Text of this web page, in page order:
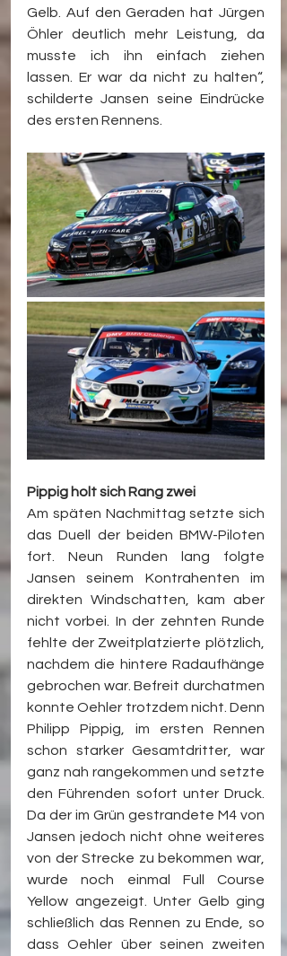
Gelb. Auf den Geraden hat Jürgen
Öhler deutlich mehr Leistung, da
musste ich ihn einfach ziehen
lassen. Er war da nicht zu halten“,
schilderte Jansen seine Eindrücke
des ersten Rennens.
Pippig holt sich Rang zwei
Am späten Nachmittag setzte sich
das Duell der beiden BMW-Piloten
fort. Neun Runden lang folgte
Jansen seinem Kontrahenten im
direkten Windschatten, kam aber
nicht vorbei. In der zehnten Runde
fehlte der Zweitplatzierte plötzlich,
nachdem die hintere Radaufhänge
gebrochen war. Befreit durchatmen
konnte Oehler trotzdem nicht. Denn
Philipp Pippig, im ersten Rennen
schon starker Gesamtdritter, war
ganz nah rangekommen und setzte
den Führenden sofort unter Druck.
Da der im Grün gestrandete M4 von
Jansen jedoch nicht ohne weiteres
von der Strecke zu bekommen war,
wurde noch einmal Full Course
Yellow angezeigt. Unter Gelb ging
schließlich das Rennen zu Ende, so
dass Oehler über seinen zweiten